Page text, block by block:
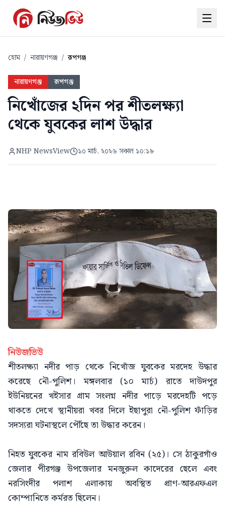
হোম / নারায়ণগঞ্জ / রূপগঞ্জ
নারায়ণগঞ্জ রূপগঞ্জ
নিখোঁজের ২দিন পর শীতলক্ষ্যা
থেকে যুবকের লাশ উদ্ধার
NHP NewsView ১০ মার্চ, ২০২৬ সকাল ১০:১৮
নিউজভিউ
শীতলক্ষ্যা নদীর পাড় থেকে নিখোঁজ যুবকের মরদেহ উদ্ধার
করেছে নৌ-পুলিশ। মঙ্গলবার (১০ মার্চ) রাতে দাউদপুর
ইউনিয়নের খইসার গ্রাম সংলগ্ন নদীর পাড়ে মরদেহটি পড়ে
থাকতে দেখে স্থানীয়রা খবর দিলে ইছাপুরা নৌ-পুলিশ ফাঁড়ির
সদস্যরা ঘটনাস্থলে পৌঁছে তা উদ্ধার করেন।
নিহত যুবকের নাম রবিউল আউয়াল রবিন (২৫)। সে ঠাকুরগাঁও
জেলার পীরগঞ্জ উপজেলার মনজুরুল কাদেরের ছেলে এবং
নরসিংদীর পলাশ এলাকায় অবস্থিত প্রাণ-আরএফএল
কোম্পানিতে কর্মরত ছিলেন।